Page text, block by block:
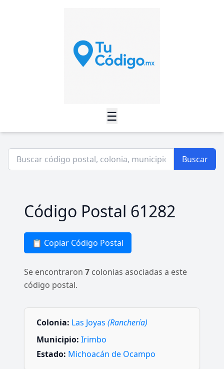
☰
Buscar
Código Postal 61282
📋 Copiar Código Postal
Se encontraron 7 colonias asociadas a este
código postal.
Colonia: Las Joyas (Ranchería)
Municipio: Irimbo
Estado: Michoacán de Ocampo